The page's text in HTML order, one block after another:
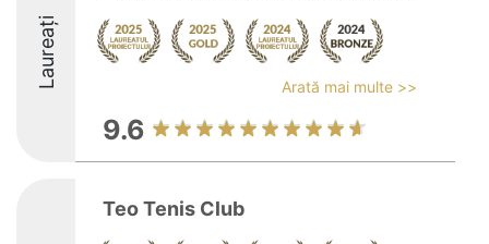
Laureați Arată mai multe >>
9.6
Teo Tenis Club